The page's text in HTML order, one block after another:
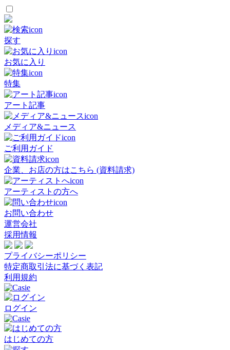
探す
お気に入り
特集
アート記事
メディア&ニュース
ご利用ガイド
企業、お店の方はこちら (資料請求)
アーティストの方へ
お問い合わせ
運営会社
採用情報
プライバシーポリシー
特定商取引法に基づく表記
利用規約
ログイン
はじめての方